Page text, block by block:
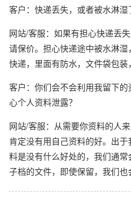
客户：快递丢失，或者被水淋湿
网站/客服：如果有担心快递丢
请保价。担心快递途中被水淋
快递，里面有防水，文件袋包装
客户：你们会不会利用我留下
心个人资料泄露？
网站/客服：从需要你资料的人
肯定没有用自己资料的好。出
料是没有什么好处的，我们通
子档的文件，即使保留，我们也